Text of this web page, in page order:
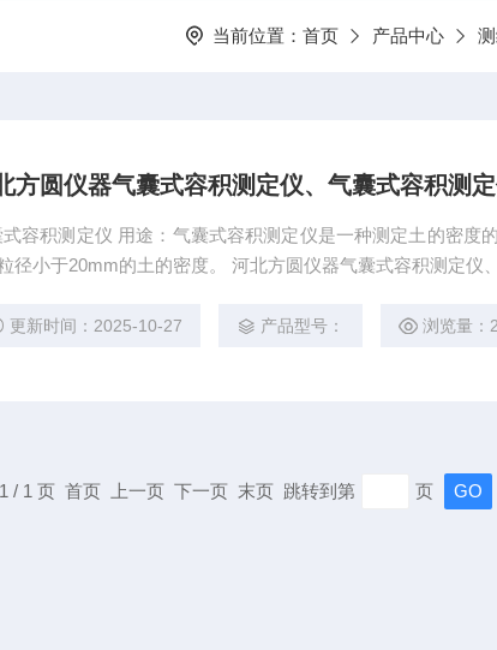
当前位置： 首页 产品中心
方圆仪器气囊式容积测定仪、气囊式容积测
容积测定仪 用途：气囊式容积测定仪是一种测定土的密度
Z大粒径小于20mm的土的密度。 河北方圆仪器气囊
更新时间：2025-10-27 产品型号： 浏览量：
/ 1 页 首页 上一页 下一页 末页 跳转到第 页